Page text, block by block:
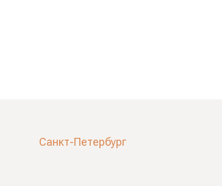
Санкт-Петербург